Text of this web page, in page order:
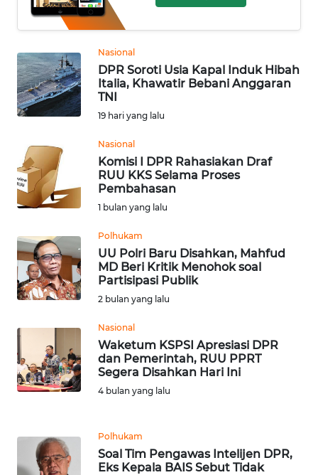
Nasional
DPR Soroti Usia Kapal Induk Hibah
Italia, Khawatir Bebani Anggaran
TNI
19 hari yang lalu
Nasional
Komisi I DPR Rahasiakan Draf
RUU KKS Selama Proses
Pembahasan
1 bulan yang lalu
Polhukam
UU Polri Baru Disahkan, Mahfud
MD Beri Kritik Menohok soal
Partisipasi Publik
2 bulan yang lalu
Nasional
Waketum KSPSI Apresiasi DPR
dan Pemerintah, RUU PPRT
Segera Disahkan Hari Ini
4 bulan yang lalu
Polhukam
Soal Tim Pengawas Intelijen DPR,
Eks Kepala BAIS Sebut Tidak
KRIMINAL
EKUIN
SAINS-TEKNO
INTERNASIONAL
PENDIDIKAN
OLAHRAGA
OPINI
EDITORIAL
INDEKS
BERITA